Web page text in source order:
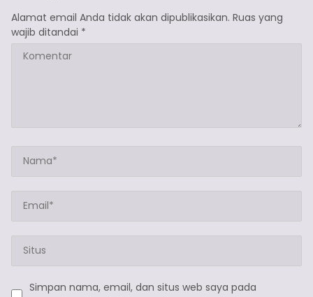
Alamat email Anda tidak akan dipublikasikan. Ruas yang
wajib ditandai *
Simpan nama, email, dan situs web saya pada